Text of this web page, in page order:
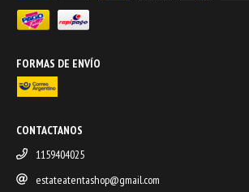
FORMAS DE ENVÍO
CONTACTANOS
1159404025
estateatentashop@gmail.com